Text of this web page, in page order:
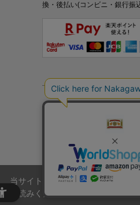
換・後払い(コンビニ・銀行振
プラ
当サイトでは、当サイト内におけ
お読みください。